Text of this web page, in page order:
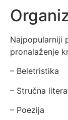
Najpopularniji
pronalaženje
– Beletristika
– Stručna
– Poezija